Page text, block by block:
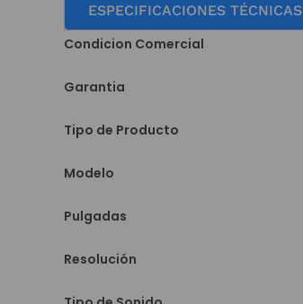
ESPECIFICACIONES TÉCNICAS
Condicion Comercial
Garantia
Tipo de Producto
Modelo
Pulgadas
Resolución